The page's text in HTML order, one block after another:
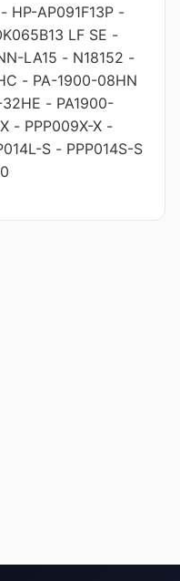
- HP-AP091F13P -
LF SE -
LA15 - N18152 -
- PA-1900-08HN
- PA1900-
- PPP009X-X -
S - PPP014S-S